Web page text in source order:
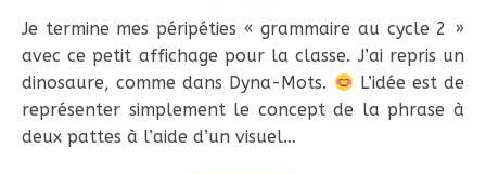
Je termine mes péripéties « grammaire au cycle 2 »
avec ce petit affichage pour la classe. J’ai repris un
dinosaure, comme dans Dyna-Mots.
L’idée est de
représenter simplement le concept de la phrase à
deux pattes à l’aide d’un visuel…